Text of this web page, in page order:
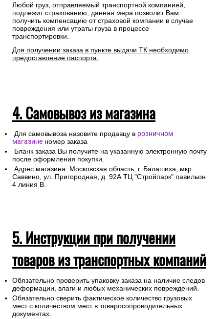
Любой груз, отправляемый транспортной компанией,
подлежит страхованию, данная мера позволит Вам
получить компенсацию от страховой компании в случае
повреждения или утраты груза в процессе
транспортировки.
Для получении заказа в пункте выдачи ТК необходимо
предоставление паспорта.
4. Самовывоз из магазина
Для самовывоза назовите продавцу в розничном
магазине номер заказа
Бланк заказа Вы получите на указанную электронную почту
после оформления покупки.
Адрес магазина: Московская область, г. Балашиха, мкр.
Саввино, ул. Пригородная, д. 92А ТЦ "Стройпарк" павильон
4 линия В.
5. Инструкции при получении
товаров из транспортных компаний
Обязательно проверить упаковку заказа на наличие следов
деформации, влаги и любых механических повреждений.
Обязательно сверить фактическое количество грузовых
мест с количеством мест в товаросопроводительных
документах.